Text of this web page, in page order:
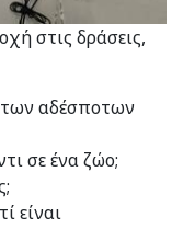
στις δράσεις,
των αδέσποτων
σε ένα ζώο;
είναι